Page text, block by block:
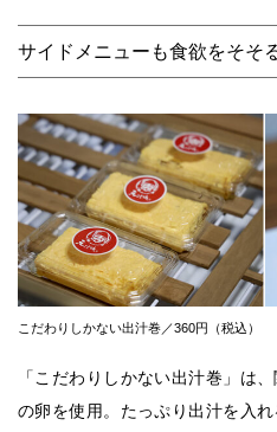
サイドメニューも食欲をそそ
こだわりしかない出汁巻／360円（税込）
「こだわりしかない出汁巻」は
の卵を使用。たっぷり出汁を入